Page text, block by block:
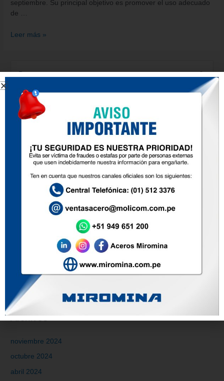
septiembre. Su principal objetivo es promover el uso adecuado
de …
Leer más »
Entradas recientes
Aceros Miromina S.A. Fortalece su Presencia en EXCON 2024
con Productos de Construcción y Metalmecánica
Expo Yo Constructor 2024 Huancayo, el epicentro de la
innovación en construcción
Prevención de Corrosión en Estructuras de Acero
Construyendo con confianza: Supervisión de Techos en
Aceros Miromina en EXCON 2023 Innovación en productos de
acero para la construcción, minería y metalmecánica
Comentarios recientes
Archivos
noviembre 2024
octubre 2024
abril 2024